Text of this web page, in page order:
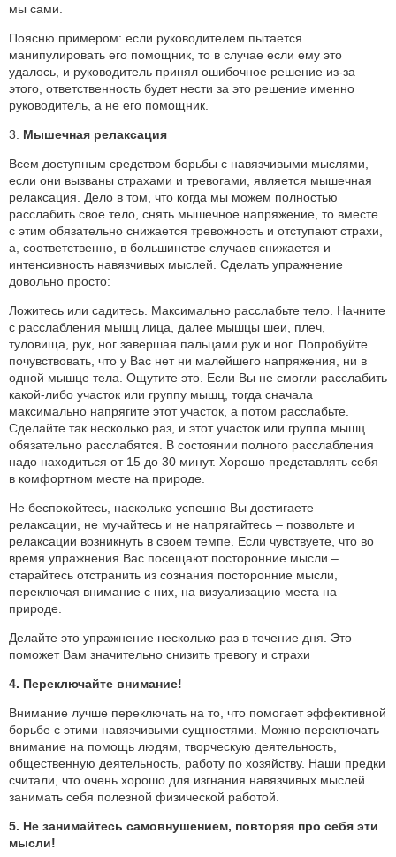
мы сами.
Поясню примером: если руководителем пытается
манипулировать его помощник, то в случае если ему это
удалось, и руководитель принял ошибочное решение из-за
этого, ответственность будет нести за это решение именно
руководитель, а не его помощник.
3. Мышечная релаксация
Всем доступным средством борьбы с навязчивыми мыслями,
если они вызваны страхами и тревогами, является мышечная
релаксация. Дело в том, что когда мы можем полностью
расслабить свое тело, снять мышечное напряжение, то вместе
с этим обязательно снижается тревожность и отступают страхи,
а, соответственно, в большинстве случаев снижается и
интенсивность навязчивых мыслей. Сделать упражнение
довольно просто:
Ложитесь или садитесь. Максимально расслабьте тело. Начните
с расслабления мышц лица, далее мышцы шеи, плеч,
туловища, рук, ног завершая пальцами рук и ног. Попробуйте
почувствовать, что у Вас нет ни малейшего напряжения, ни в
одной мышце тела. Ощутите это. Если Вы не смогли расслабить
какой-либо участок или группу мышц, тогда сначала
максимально напрягите этот участок, а потом расслабьте.
Сделайте так несколько раз, и этот участок или группа мышц
обязательно расслабятся. В состоянии полного расслабления
надо находиться от 15 до 30 минут. Хорошо представлять себя
в комфортном месте на природе.
Не беспокойтесь, насколько успешно Вы достигаете
релаксации, не мучайтесь и не напрягайтесь – позвольте и
релаксации возникнуть в своем темпе. Если чувствуете, что во
время упражнения Вас посещают посторонние мысли –
старайтесь отстранить из сознания посторонние мысли,
переключая внимание с них, на визуализацию места на
природе.
Делайте это упражнение несколько раз в течение дня. Это
поможет Вам значительно снизить тревогу и страхи
4. Переключайте внимание!
Внимание лучше переключать на то, что помогает эффективной
борьбе с этими навязчивыми сущностями. Можно переключать
внимание на помощь людям, творческую деятельность,
общественную деятельность, работу по хозяйству. Наши предки
считали, что очень хорошо для изгнания навязчивых мыслей
занимать себя полезной физической работой.
5. Не занимайтесь самовнушением, повторяя про себя эти
мысли!